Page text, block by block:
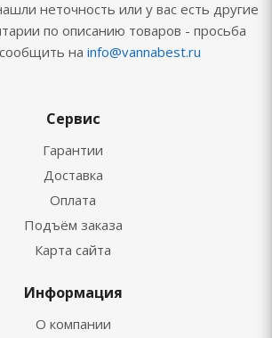
неточность или у вас есть другие
по описанию товаров - просьба
сообщить на info@vannabest.ru
Сервис
Гарантии
Доставка
Оплата
Подъём заказа
Карта сайта
Информация
О компании